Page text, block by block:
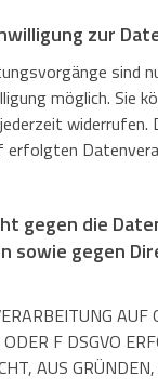
zur
sind
möglich. Sie
widerrufen.
erfolgten
gegen die
sowie gegen
AUF
F DSGVO
AUS